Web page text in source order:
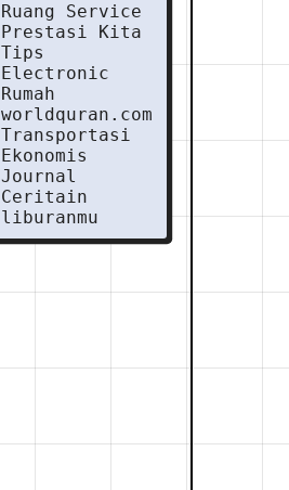
Ruang Service
Prestasi Kita
Tips
Electronic
Rumah
worldquran.com
Transportasi
Ekonomis
Journal
Ceritain
liburanmu